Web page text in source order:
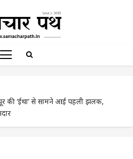
की ‘ईथा’ से सामने आई पहली झलक,